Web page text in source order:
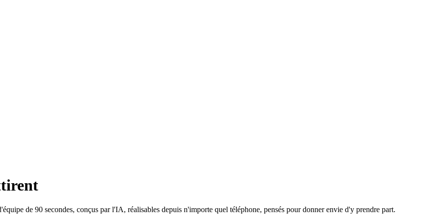
de 90 secondes, conçus par l'IA, réalisables depuis n'importe quel téléphone, pensés pour donner envie d'y prendre part.